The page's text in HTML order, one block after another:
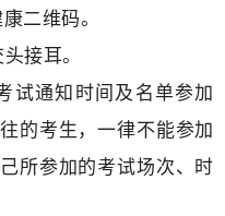
二维码。
接耳。
试通知时间及名单参加
的考生，一律不能参加
所参加的考试场次、时